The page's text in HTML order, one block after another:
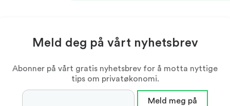
Meld deg på vårt nyhetsbrev
Abonner på vårt gratis nyhetsbrev for å motta nyttige
tips om privatøkonomi.
Epostadresse
Meld meg på